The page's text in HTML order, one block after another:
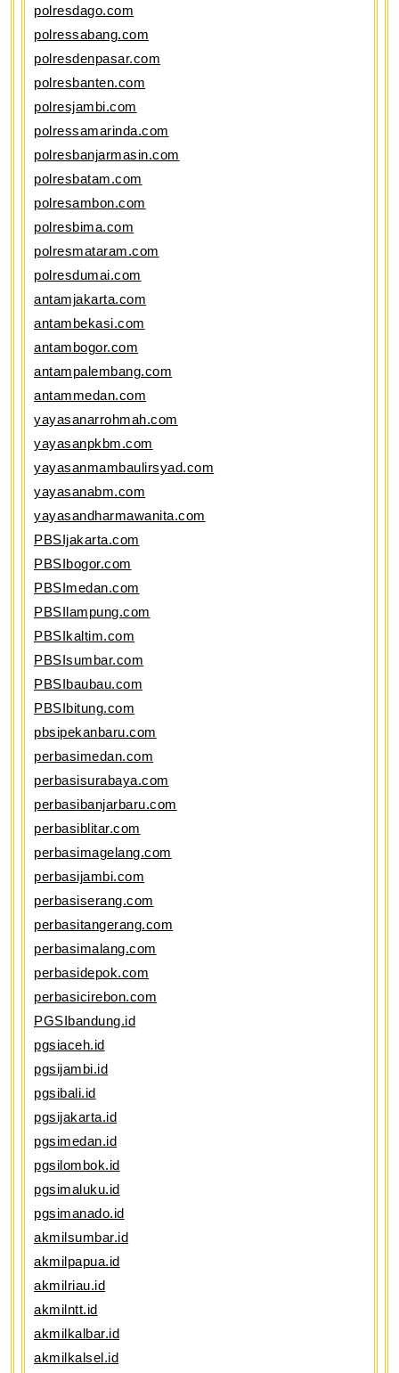
polresdago.com
polressabang.com
polresdenpasar.com
polresbanten.com
polresjambi.com
polressamarinda.com
polresbanjarmasin.com
polresbatam.com
polresambon.com
polresbima.com
polresmataram.com
polresdumai.com
antamjakarta.com
antambekasi.com
antambogor.com
antampalembang.com
antammedan.com
yayasanarrohmah.com
yayasanpkbm.com
yayasanmambaulirsyad.com
yayasanabm.com
yayasandharmawanita.com
PBSIjakarta.com
PBSIbogor.com
PBSImedan.com
PBSIlampung.com
PBSIkaltim.com
PBSIsumbar.com
PBSIbaubau.com
PBSIbitung.com
pbsipekanbaru.com
perbasimedan.com
perbasisurabaya.com
perbasibanjarbaru.com
perbasiblitar.com
perbasimagelang.com
perbasijambi.com
perbasiserang.com
perbasitangerang.com
perbasimalang.com
perbasidepok.com
perbasicirebon.com
PGSIbandung.id
pgsiaceh.id
pgsijambi.id
pgsibali.id
pgsijakarta.id
pgsimedan.id
pgsilombok.id
pgsimaluku.id
pgsimanado.id
akmilsumbar.id
akmilpapua.id
akmilriau.id
akmilntt.id
akmilkalbar.id
akmilkalsel.id